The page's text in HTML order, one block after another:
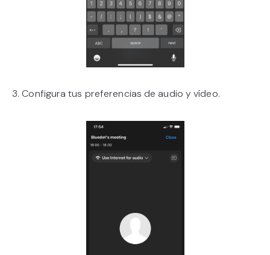
3. Configura tus preferencias de audio y vídeo.